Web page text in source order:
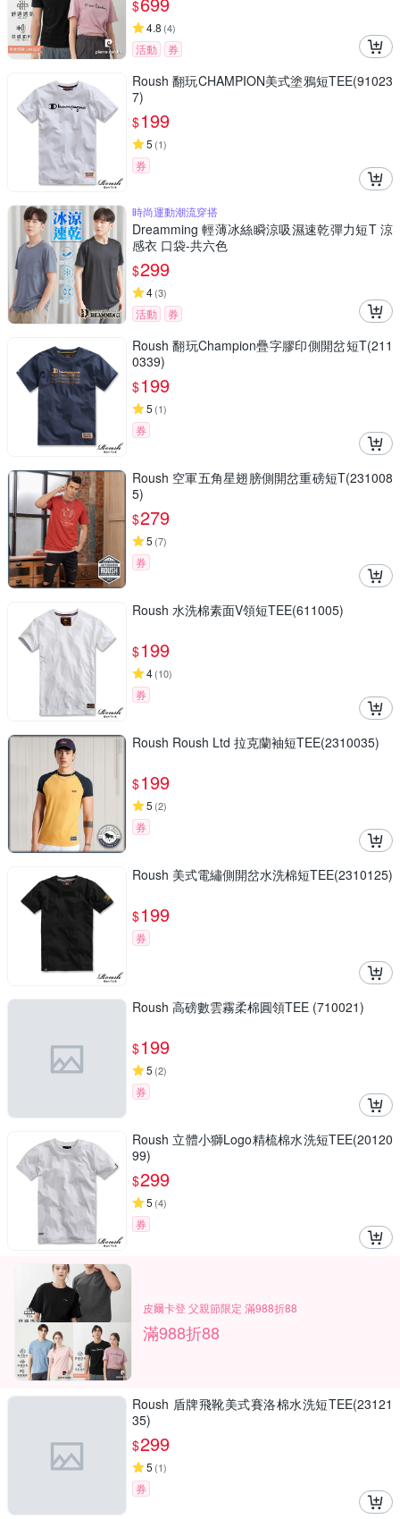
$
4.8 (4)
活動 券
Roush 翻玩CHAMPION美式塗鴉短TEE(91023
7)
$199
5 (1)
券
時尚運動潮流穿搭
Dreamming 輕薄冰絲瞬涼吸濕速乾彈力短T 涼
感衣 口袋-共六色
$299
4(3)
活動 券
Roush 翻玩Champion疊字膠印側開岔短T(211
0339)
$199
5 (1)
券
Roush 空軍五角星翅膀側開岔重磅短T(231008
5)
$279
5 (7)
券
Roush 水洗棉素面V領短TEE(611005)
$199
4(10)
券
Roush Roush Ltd 拉克蘭袖短TEE(2310035)
$199
5 (2)
券
Roush 美式電繡側開岔水洗棉短TEE(2310125)
$199
券
Roush 高磅數雲霧柔棉圓領TEE (710021)
$199
5 (2)
券
Roush 立體小獅Logo精梳棉水洗短TEE(20120
99)
$299
5 (4)
券
皮爾卡登 父親節限定 滿988折88
滿988折88
Roush 盾牌飛靴美式賽洛棉水洗短TEE(23121
35)
$299
5 (1)
券